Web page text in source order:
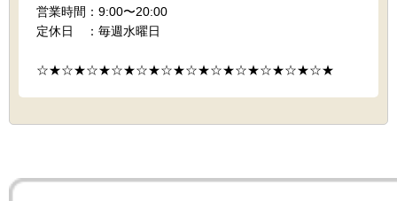
営業時間：9:00〜20:00
定休日 ：毎週水曜日
☆★☆★☆★☆★☆★☆★☆★☆★☆★☆★☆★☆★